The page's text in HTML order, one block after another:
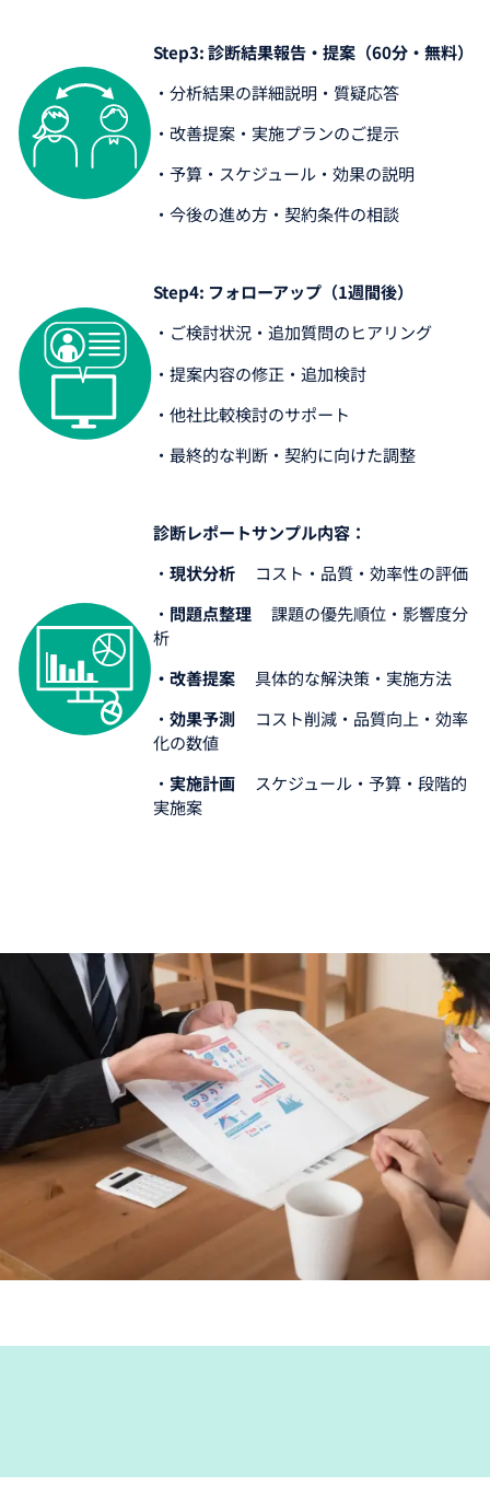
Step3: 診断結果報告・提案（60分・無料）
・分析結果の詳細説明・質疑応答
・改善提案・実施プランのご提示
・予算・スケジュール・効果の説明
・今後の進め方・契約条件の相談
Step4: フォローアップ（1週間後）
・ご検討状況・追加質問のヒアリング
・提案内容の修正・追加検討
・他社比較検討のサポート
・最終的な判断・契約に向けた調整
診断レポートサンプル内容：
・ 現状分析 コスト・品質・効率性の評価
・ 問題点整理 課題の優先順位・影響度分
析
・改善提案 具体的な解決策・実施方法
・ 効果予測 コスト削減・品質向上・効率
化の数値
・ 実施計画 スケジュール・予算・段階的
実施案